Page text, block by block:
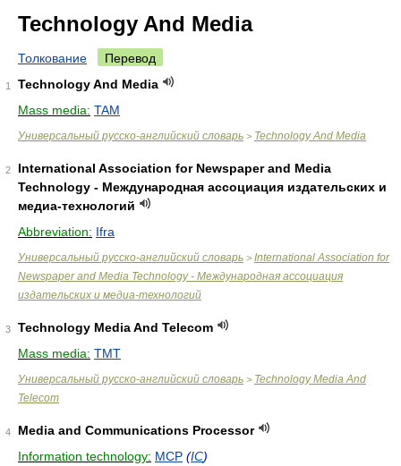
Technology And Media
Толкование Перевод
1
Technology And Media
Mass media: TAM
Универсальный русско-английский словарь > Technology And Media
2
International Association for Newspaper and Media
Technology - Международная ассоциация издательских и
медиа-технологий
Abbreviation: Ifra
Универсальный русско-английский словарь > International Association for
Newspaper and Media Technology - Международная ассоциация
издательских и медиа-технологий
3
Technology Media And Telecom
Mass media: TMT
Универсальный русско-английский словарь > Technology Media And
Telecom
4
Media and Communications Processor
Information technology: MCP (IC)